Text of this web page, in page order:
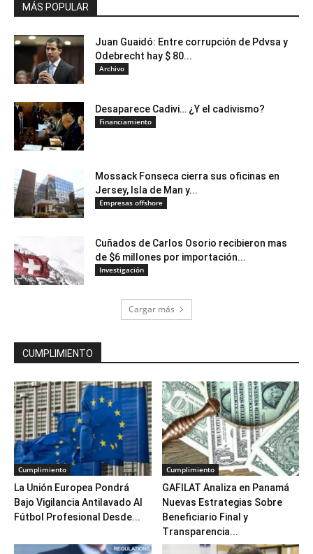
MÁS POPULAR
Juan Guaidó: Entre corrupción de Pdvsa y
Odebrecht hay $ 80...
Archivo
Desaparece Cadivi… ¿Y el cadivismo?
Financiamiento
Mossack Fonseca cierra sus oficinas en
Jersey, Isla de Man y...
Empresas offshore
Cuñados de Carlos Osorio recibieron mas
de $6 millones por importación...
Investigación
Cargar más
CUMPLIMIENTO
Cumplimiento
La Unión Europea Pondrá
Bajo Vigilancia Antilavado Al
Fútbol Profesional Desde...
Cumplimiento
GAFILAT Analiza en Panamá
Nuevas Estrategias Sobre
Beneficiario Final y
Transparencia...